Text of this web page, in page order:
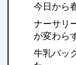
今日から
ナーサリ
が変わら
牛乳パッ